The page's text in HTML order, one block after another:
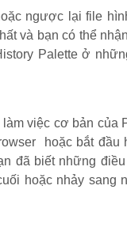
ngược lại file
và bạn có thể
Palette ở
việc cơ bản của
hoặc bắt đầu
đã biết những
hoặc nhảy sang